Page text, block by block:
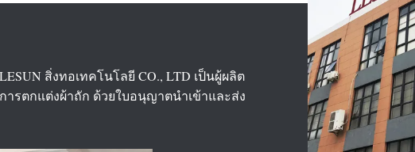
สิ่งทอเทคโนโลยี CO., LTD เป็นผู้ผลิต
ารตกแต่งผ้าถัก ด้วยใบอนุญาตนำเข้าและส่ง